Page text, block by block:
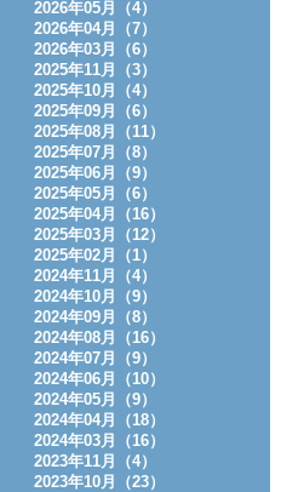
2026年05月（4）
2026年04月（7）
2026年03月（6）
2025年11月（3）
2025年10月（4）
2025年09月（6）
2025年08月（11）
2025年07月（8）
2025年06月（9）
2025年05月（6）
2025年04月（16）
2025年03月（12）
2025年02月（1）
2024年11月（4）
2024年10月（9）
2024年09月（8）
2024年08月（16）
2024年07月（9）
2024年06月（10）
2024年05月（9）
2024年04月（18）
2024年03月（16）
2023年11月（4）
2023年10月（23）